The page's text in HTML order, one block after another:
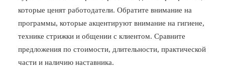
которые ценят работодатели. Обратите внимание на
программы, которые акцентируют внимание на гигиене,
технике стрижки и общении с клиентом. Сравните
предложения по стоимости, длительности, практической
части и наличию наставника.